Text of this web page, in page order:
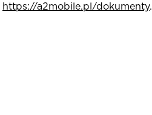
https://a2mobile.pl/dokumenty.